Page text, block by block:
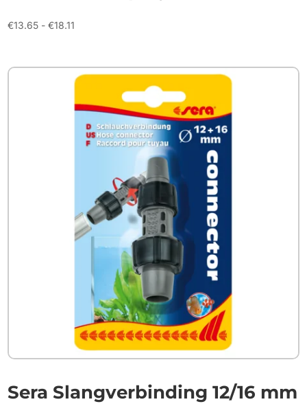
€13.65 - €18.11
€18.11
Sera Slangverbinding 12/16 mm